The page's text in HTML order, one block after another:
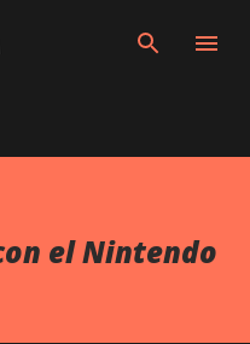
el Nintendo